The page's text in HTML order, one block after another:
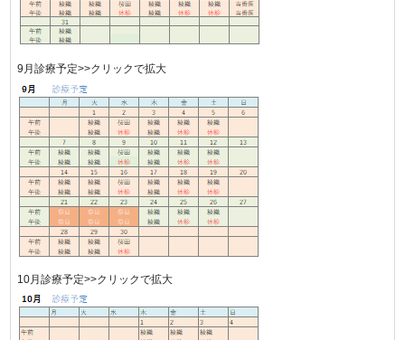
9月診療予定>>クリックで拡大
10月診療予定>>クリックで拡大